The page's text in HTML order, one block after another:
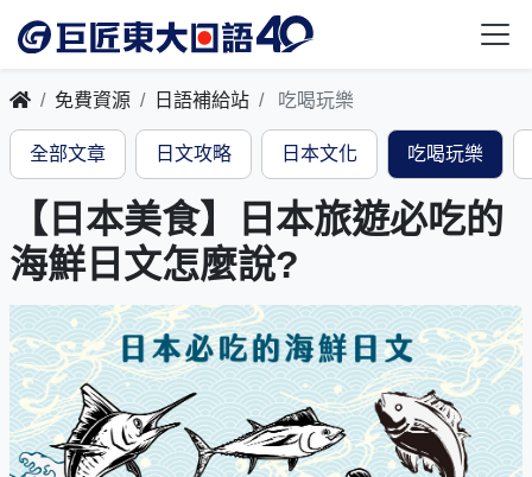
免費資源 日語補給站 吃喝玩樂
全部文章 日文攻略 日本文化 吃喝玩樂
【日本美食】日本旅遊必吃的
海鮮日文怎麼說?